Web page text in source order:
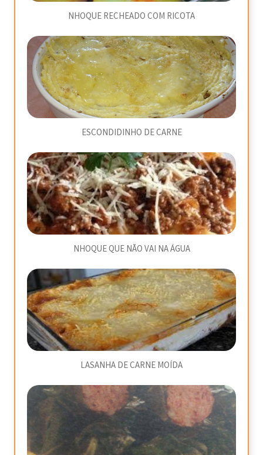
NHOQUE RECHEADO COM RICOTA
ESCONDIDINHO DE CARNE
NHOQUE QUE NÃO VAI NA ÁGUA
LASANHA DE CARNE MOÍDA